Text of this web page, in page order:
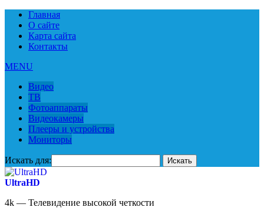
Главная
О сайте
Карта сайта
Контакты
MENU
Видео
ТВ
Фотоаппараты
Видеокамеры
Плееры и устройства
Мониторы
Искать для:
UltraHD
4k — Телевидение высокой четкости